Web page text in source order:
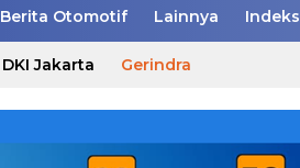
Berita Otomotif Lainnya Indeks
DKI Jakarta Gerindra